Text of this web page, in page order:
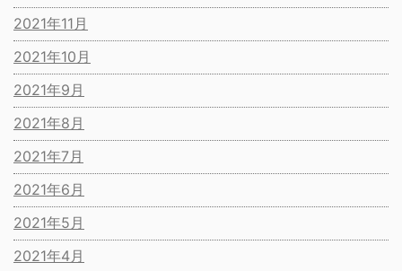
2021年11月
2021年10月
2021年9月
2021年8月
2021年7月
2021年6月
2021年5月
2021年4月